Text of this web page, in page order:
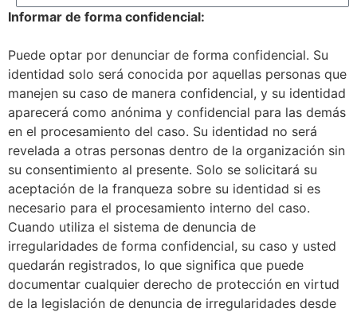
Informar de forma confidencial:
Puede optar por denunciar de forma confidencial. Su
identidad solo será conocida por aquellas personas que
manejen su caso de manera confidencial, y su identidad
aparecerá como anónima y confidencial para las demás
en el procesamiento del caso. Su identidad no será
revelada a otras personas dentro de la organización sin
su consentimiento al presente. Solo se solicitará su
aceptación de la franqueza sobre su identidad si es
necesario para el procesamiento interno del caso.
Cuando utiliza el sistema de denuncia de
irregularidades de forma confidencial, su caso y usted
quedarán registrados, lo que significa que puede
documentar cualquier derecho de protección en virtud
de la legislación de denuncia de irregularidades desde